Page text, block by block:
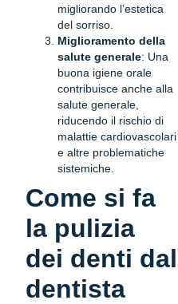
migliorando l’estetica
del sorriso.
Miglioramento della
salute generale: Una
buona igiene orale
contribuisce anche alla
salute generale,
riducendo il rischio di
malattie cardiovascolari
e altre problematiche
sistemiche.
Come si fa
la pulizia
dei denti dal
dentista